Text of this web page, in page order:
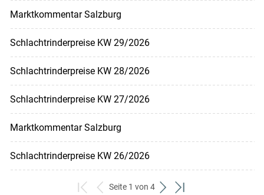
Marktkommentar Salzburg
Schlachtrinderpreise KW 29/2026
Schlachtrinderpreise KW 28/2026
Schlachtrinderpreise KW 27/2026
Marktkommentar Salzburg
Schlachtrinderpreise KW 26/2026
Seite 1 von 4